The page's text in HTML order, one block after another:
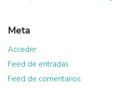
Meta
Acceder
Feed de entradas
Feed de comentarios